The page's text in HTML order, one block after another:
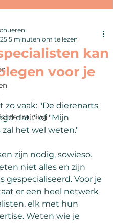
training
kan
voor je
5 minuten om te lezen
zo vaak: "De dierenarts
dat..." of "Mijn
het wel weten."
zijn nodig, sowieso.
niet alles en zijn
gespecialiseerd. Voor je
er een heel netwerk
elk met hun
Weten wie je